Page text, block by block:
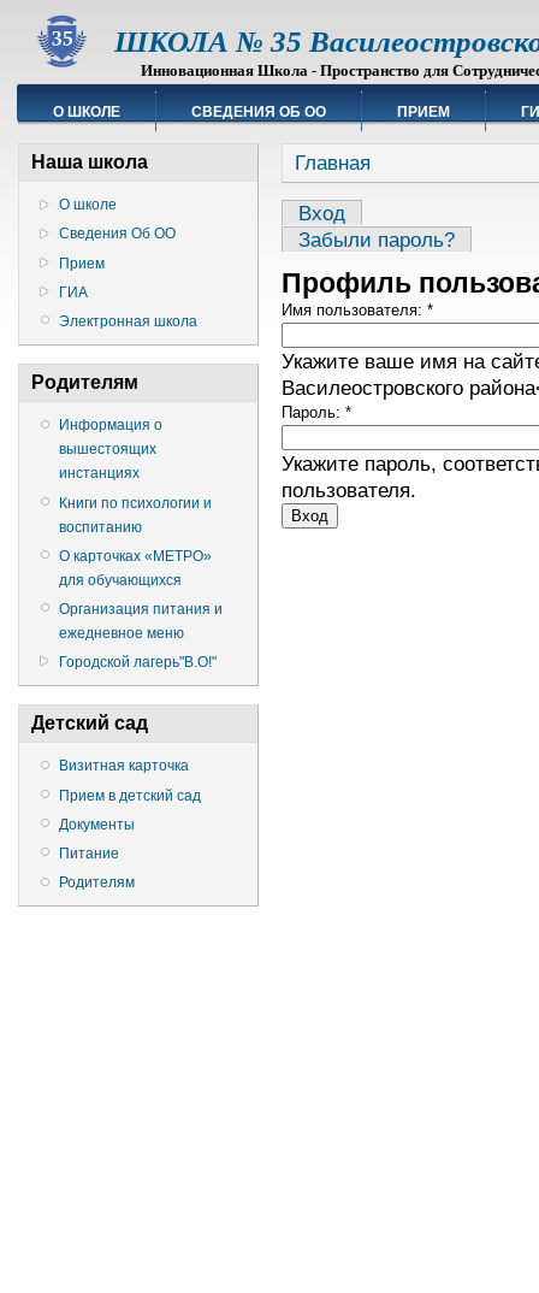
ШКОЛА № 35
Инновационная Школа - Пространство для
О ШКОЛЕ СВЕДЕНИЯ ОБ ОО ПРИЕМ
Наша школа
О школе
Сведения Об ОО
Прием
ГИА
Электронная школа
Родителям
Информация о
вышестоящих
инстанциях
Книги по психологии и
воспитанию
О карточках «МЕТРО»
для обучающихся
Организация питания и
ежедневное меню
Городской лагерь"В.О!"
Детский сад
Визитная карточка
Прием в детский сад
Документы
Питание
Родителям
Главная
Вход
Забыли пароль?
Профиль
Имя пользователя: *
Укажите ваше имя на
Василеостровского
Пароль: *
Укажите пароль,
пользователя.